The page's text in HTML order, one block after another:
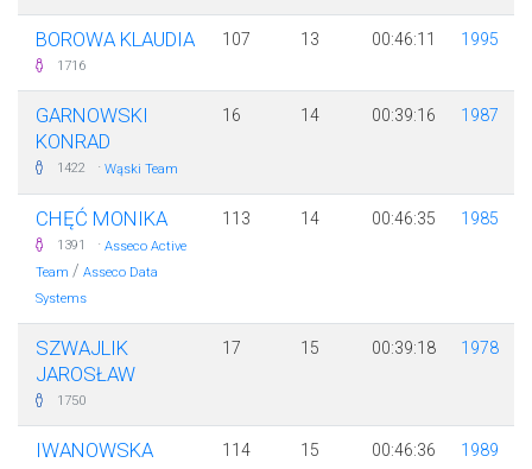
BOROWA KLAUDIA
1716
107 13 00:46:11 1995
GARNOWSKI
KONRAD
1422 · Wąski Team
16 14 00:39:16 1987
CHĘĆ MONIKA
1391 · Asseco Active
Team / Asseco Data
Systems
113 14 00:46:35 1985
SZWAJLIK
JAROSŁAW
1750
17 15 00:39:18 1978
IWANOWSKA
114 15 00:46:36 1989